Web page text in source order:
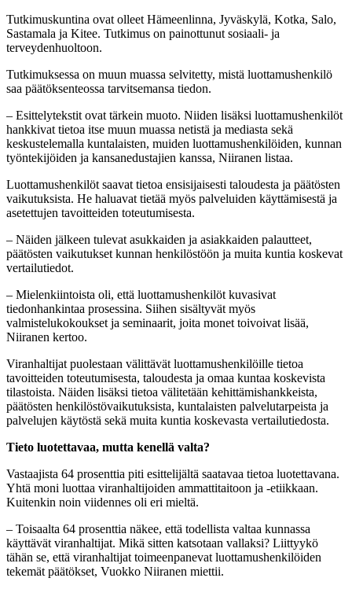
Tutkimuskuntina ovat olleet Hämeenlinna, Jyväskylä, Kotka, Salo,
Sastamala ja Kitee. Tutkimus on painottunut sosiaali- ja
terveydenhuoltoon.
Tutkimuksessa on muun muassa selvitetty, mistä luottamushenkilö
saa päätöksenteossa tarvitsemansa tiedon.
– Esittelytekstit ovat tärkein muoto. Niiden lisäksi luottamushenkilöt
hankkivat tietoa itse muun muassa netistä ja mediasta sekä
keskustelemalla kuntalaisten, muiden luottamushenkilöiden, kunnan
työntekijöiden ja kansanedustajien kanssa, Niiranen listaa.
Luottamushenkilöt saavat tietoa ensisijaisesti taloudesta ja päätösten
vaikutuksista. He haluavat tietää myös palveluiden käyttämisestä ja
asetettujen tavoitteiden toteutumisesta.
– Näiden jälkeen tulevat asukkaiden ja asiakkaiden palautteet,
päätösten vaikutukset kunnan henkilöstöön ja muita kuntia koskevat
vertailutiedot.
– Mielenkiintoista oli, että luottamushenkilöt kuvasivat
tiedonhankintaa prosessina. Siihen sisältyvät myös
valmistelukokoukset ja seminaarit, joita monet toivoivat lisää,
Niiranen kertoo.
Viranhaltijat puolestaan välittävät luottamushenkilöille tietoa
tavoitteiden toteutumisesta, taloudesta ja omaa kuntaa koskevista
tilastoista. Näiden lisäksi tietoa välitetään kehittämishankkeista,
päätösten henkilöstövaikutuksista, kuntalaisten palvelutarpeista ja
palvelujen käytöstä sekä muita kuntia koskevasta vertailutiedosta.
Tieto luotettavaa, mutta kenellä valta?
Vastaajista 64 prosenttia piti esittelijältä saatavaa tietoa luotettavana.
Yhtä moni luottaa viranhaltijoiden ammattitaitoon ja -etiikkaan.
Kuitenkin noin viidennes oli eri mieltä.
– Toisaalta 64 prosenttia näkee, että todellista valtaa kunnassa
käyttävät viranhaltijat. Mikä sitten katsotaan vallaksi? Liittyykö
tähän se, että viranhaltijat toimeenpanevat luottamushenkilöiden
tekemät päätökset, Vuokko Niiranen miettii.